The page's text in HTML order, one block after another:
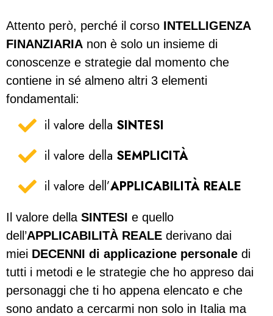
Attento però, perché il corso INTELLIGENZA
FINANZIARIA non è solo un insieme di
conoscenze e strategie dal momento che
contiene in sé almeno altri 3 elementi
fondamentali:
il valore della SINTESI
il valore della SEMPLICITÀ
il valore dell’APPLICABILITÀ REALE
Il valore della SINTESI e quello
dell’APPLICABILITÀ REALE derivano dai
miei DECENNI di applicazione personale di
tutti i metodi e le strategie che ho appreso dai
personaggi che ti ho appena elencato e che
sono andato a cercarmi non solo in Italia ma